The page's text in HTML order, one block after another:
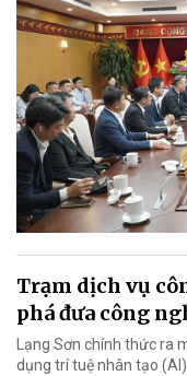
Trạm dịch vụ
phá đưa công
Lạng Sơn chính thức ra
dụng trí tuệ nhân tạo